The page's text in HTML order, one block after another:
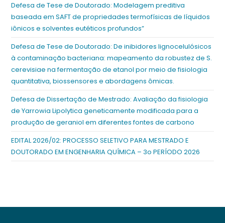
Defesa de Tese de Doutorado: Modelagem preditiva
baseada em SAFT de propriedades termofísicas de líquidos
iônicos e solventes eutéticos profundos”
Defesa de Tese de Doutorado: De inibidores lignocelulósicos
à contaminação bacteriana: mapeamento da robustez de S.
cerevisiae na fermentação de etanol por meio de fisiologia
quantitativa, biossensores e abordagens ômicas.
Defesa de Dissertação de Mestrado: Avaliação da fisiologia
de Yarrowia Lipolytica geneticamente modificada para a
produção de geraniol em diferentes fontes de carbono
EDITAL 2026/02: PROCESSO SELETIVO PARA MESTRADO E
DOUTORADO EM ENGENHARIA QUÍMICA – 3o PERÍODO 2026